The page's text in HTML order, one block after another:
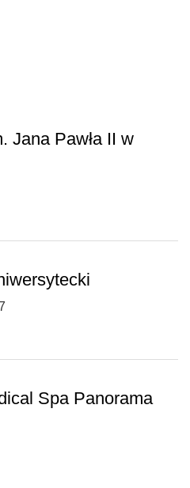
Jana Pawła II w
Spa Panorama